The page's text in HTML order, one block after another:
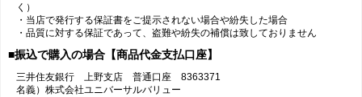
く）
・当店で発行する保証書をご提示されない場合や紛失した場合
・品質に対する保証であって、盗難や紛失の補償は致しておりません
■振込で購入の場合【商品代金支払口座】
三井住友銀行 上野支店 普通口座 8363371
名義）株式会社ユニバーサルバリュー